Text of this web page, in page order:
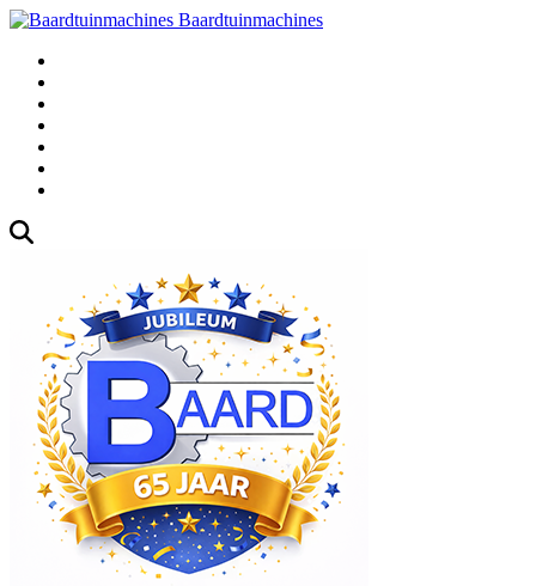
Baardtuinmachines